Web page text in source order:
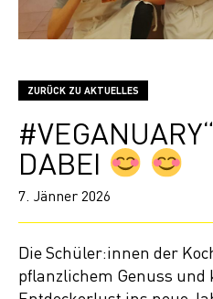
ZURÜCK ZU AKTUELLES
DABEI
7. Jänner 2026
Die Schüler:innen der
pflanzlichem Genuss